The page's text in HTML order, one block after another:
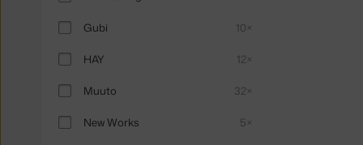
Gubi 10×
HAY 12×
Muuto 32×
New Works 5×